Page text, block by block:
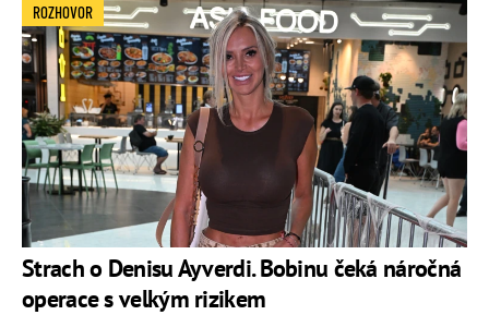
Strach o Denisu Ayverdi. Bobinu čeká náročná
operace s velkým rizikem
ROZHOVOR